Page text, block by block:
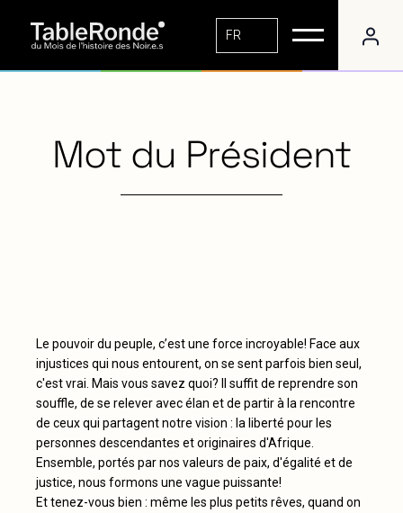
FR
Mot du Président
Le pouvoir du peuple, c’est une force incroyable! Face aux
injustices qui nous entourent, on se sent parfois bien seul,
c'est vrai. Mais vous savez quoi? Il suffit de reprendre son
souffle, de se relever avec élan et de partir à la rencontre
de ceux qui partagent notre vision : la liberté pour les
personnes descendantes et originaires d'Afrique.
Ensemble, portés par nos valeurs de paix, d'égalité et de
justice, nous formons une vague puissante!
Et tenez-vous bien : même les plus petits rêves, quand on